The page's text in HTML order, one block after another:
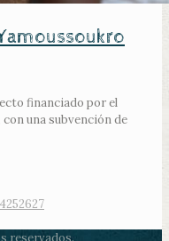
financiado por el
una subvención de
252627
reservados.